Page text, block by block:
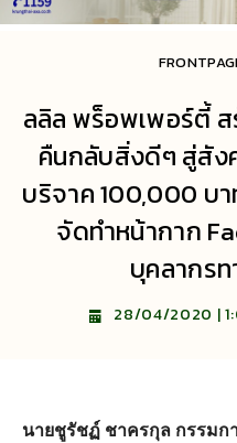
ลลิล พร็อพเพอร์ตี้ ส
คืนกลับสิ่งดีๆ สู่สัง
บริจาค 100,000 บ
จัดทำหน้ากาก
บุคลากร
28/04/2020 |
นายชูรัชฏ์ ชาครกุล กรรมก